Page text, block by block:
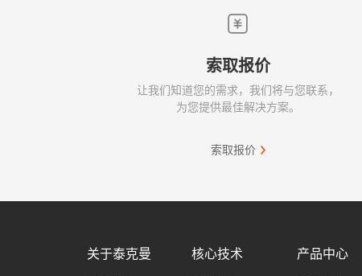
索取报价
让我们知道您的需求，我们将与您联系，
为您提供最佳解决方案。
索取报价
关于泰克曼 核心技术 产品中心